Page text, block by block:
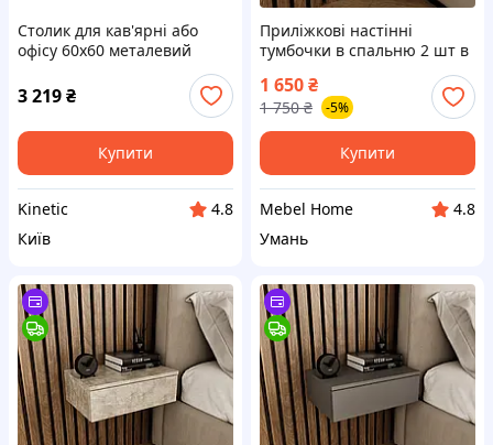
Столик для кав'ярні або
офісу 60х60 металевий
3 219₴
Купити
Kinetic
4.8
Київ
Приліжкові настінні
тумбочки в спальню 2 шт в
приліжкова тумба з ЛДСП з
шухлядою
1 650₴
1 750 ₴ -5%
Купити
Mebel Home
4.8
Умань